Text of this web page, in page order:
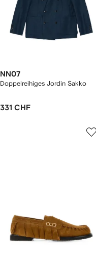
NN07
Doppelreihiges Jordin Sakko
331 CHF